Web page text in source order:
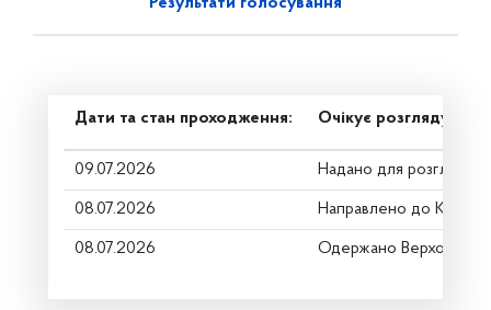
Дати та стан проходження: Очікує розгляду
09.07.2026 Надано для розгляду
08.07.2026 Направлено до
08.07.2026 Одержано Верховною